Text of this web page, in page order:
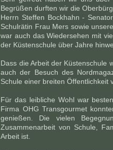
Begrüßen durften wir die
Herrn Steffen Bockhahn -
Schulrätin Frau Mers sowie
war auch das Wiedersehen mit
der Küstenschule über Jahre
Dass die Arbeit der Küstenschule
auch der Besuch des
Schule einer breiten Öffentlichkeit
Für das leibliche Wohl war
Firma OHG Transgourmet
genießen. Die vielen
Zusammenarbeit von Schule,
Arbeit ist.